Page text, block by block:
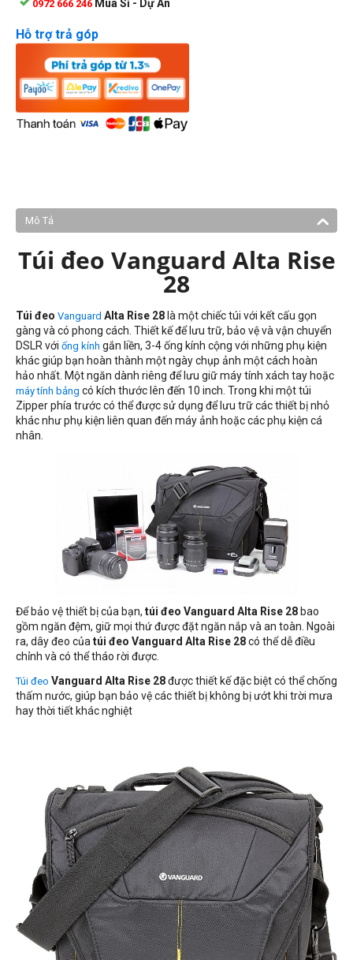
0972 666 246 Mua Sỉ - Dự Án
Hỗ trợ trả góp
Mô Tả
Túi đeo Vanguard Alta Rise
28
Túi đeo Vanguard Alta Rise 28 là một chiếc túi với kết cấu gọn
gàng và có phong cách. Thiết kế để lưu trữ, bảo vệ và vận chuyển
DSLR với ống kính gắn liền, 3-4 ống kính cộng với những phụ kiện
khác giúp bạn hoàn thành một ngày chụp ảnh một cách hoàn
hảo nhất. Một ngăn dành riêng để lưu giữ máy tính xách tay hoặc
máy tính bảng có kích thước lên đến 10 inch. Trong khi một túi
Zipper phía trước có thể được sử dụng để lưu trữ các thiết bị nhỏ
khác như phụ kiện liên quan đến máy ảnh hoặc các phụ kiện cá
nhân.
Để bảo vệ thiết bị của bạn, túi đeo Vanguard Alta Rise 28 bao
gồm ngăn đệm, giữ mọi thứ được đặt ngăn nắp và an toàn. Ngoài
ra, dây đeo của túi đeo Vanguard Alta Rise 28có thể dễ điều
chỉnh và có thể tháo rời được.
Túi đeo Vanguard Alta Rise 28được thiết kế đặc biệt có thể chống
thấm nước, giúp bạn bảo vệ các thiết bị không bị ướt khi trời mưa
hay thời tiết khác nghiệt